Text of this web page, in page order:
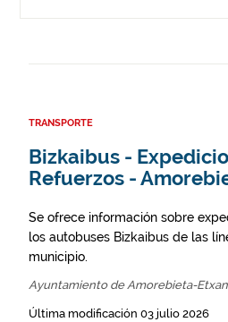
TRANSPORTE
Bizkaibus -
Refuerzos -
Se ofrece información sobre
los autobuses Bizkaibus de las
municipio.
Ayuntamiento de Amorebieta-
Última modificación 03 julio 2026